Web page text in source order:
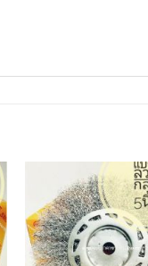
เพิ่
ร